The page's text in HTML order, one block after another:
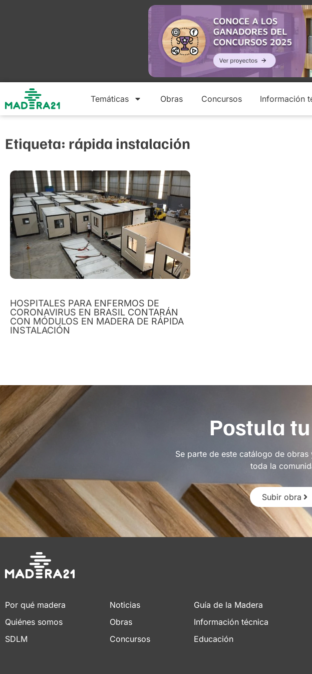
Temáticas Obras Concursos Información
Etiqueta: rápida instalación
HOSPITALES PARA ENFERMOS DE
CORONAVIRUS EN BRASIL CONTARÁN
CON MÓDULOS EN MADERA DE RÁPIDA
INSTALACIÓN
Postula
Se parte de este catálogo de
toda la
Subir obra
Por qué madera
Quiénes somos
SDLM
Noticias
Obras
Concursos
Guía de la Madera
Información técnica
Educación